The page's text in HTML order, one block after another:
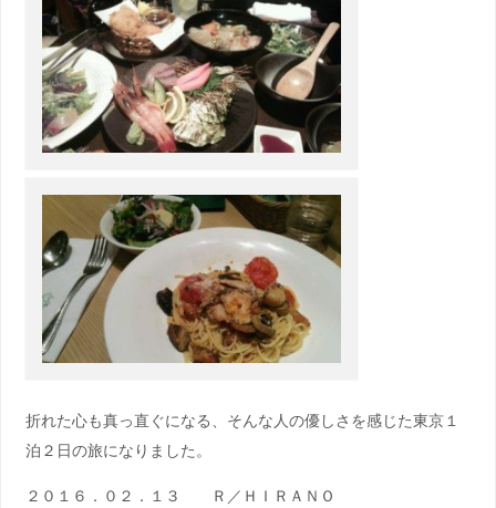
折れた心も真っ直ぐになる、そんな人の優しさを感じた東京１
泊２日の旅になりました。
２０１６．０２．１３ Ｒ／ＨＩＲＡＮＯ